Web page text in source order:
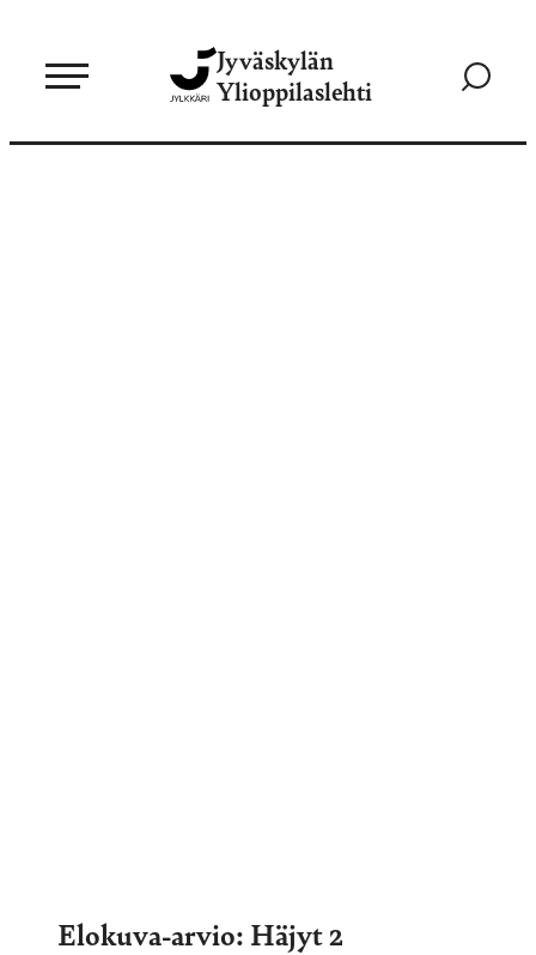
sisältöön
Jyväskylän
Ylioppilaslehti
Siirry
Elokuva-arvio: Häjyt 2